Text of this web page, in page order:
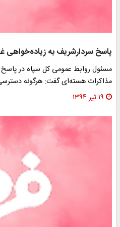
پاسخ سردارشریف به زیاده‌خواهی
مسئول روابط عمومی کل سپاه در پاسخ به
مذاکرات هسته‌ای گفت: هرگونه دسترسی و
۱۹ تیر ۱۳۹۴